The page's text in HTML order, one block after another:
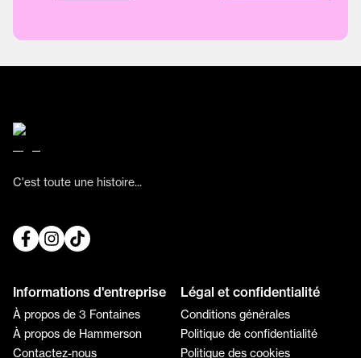
C'est toute une histoire...
Informations d'entreprise
À propos de 3 Fontaines
À propos de Hammerson
Contactez-nous
Légal et confidentialité
Conditions générales
Politique de confidentialité
Politique des cookies